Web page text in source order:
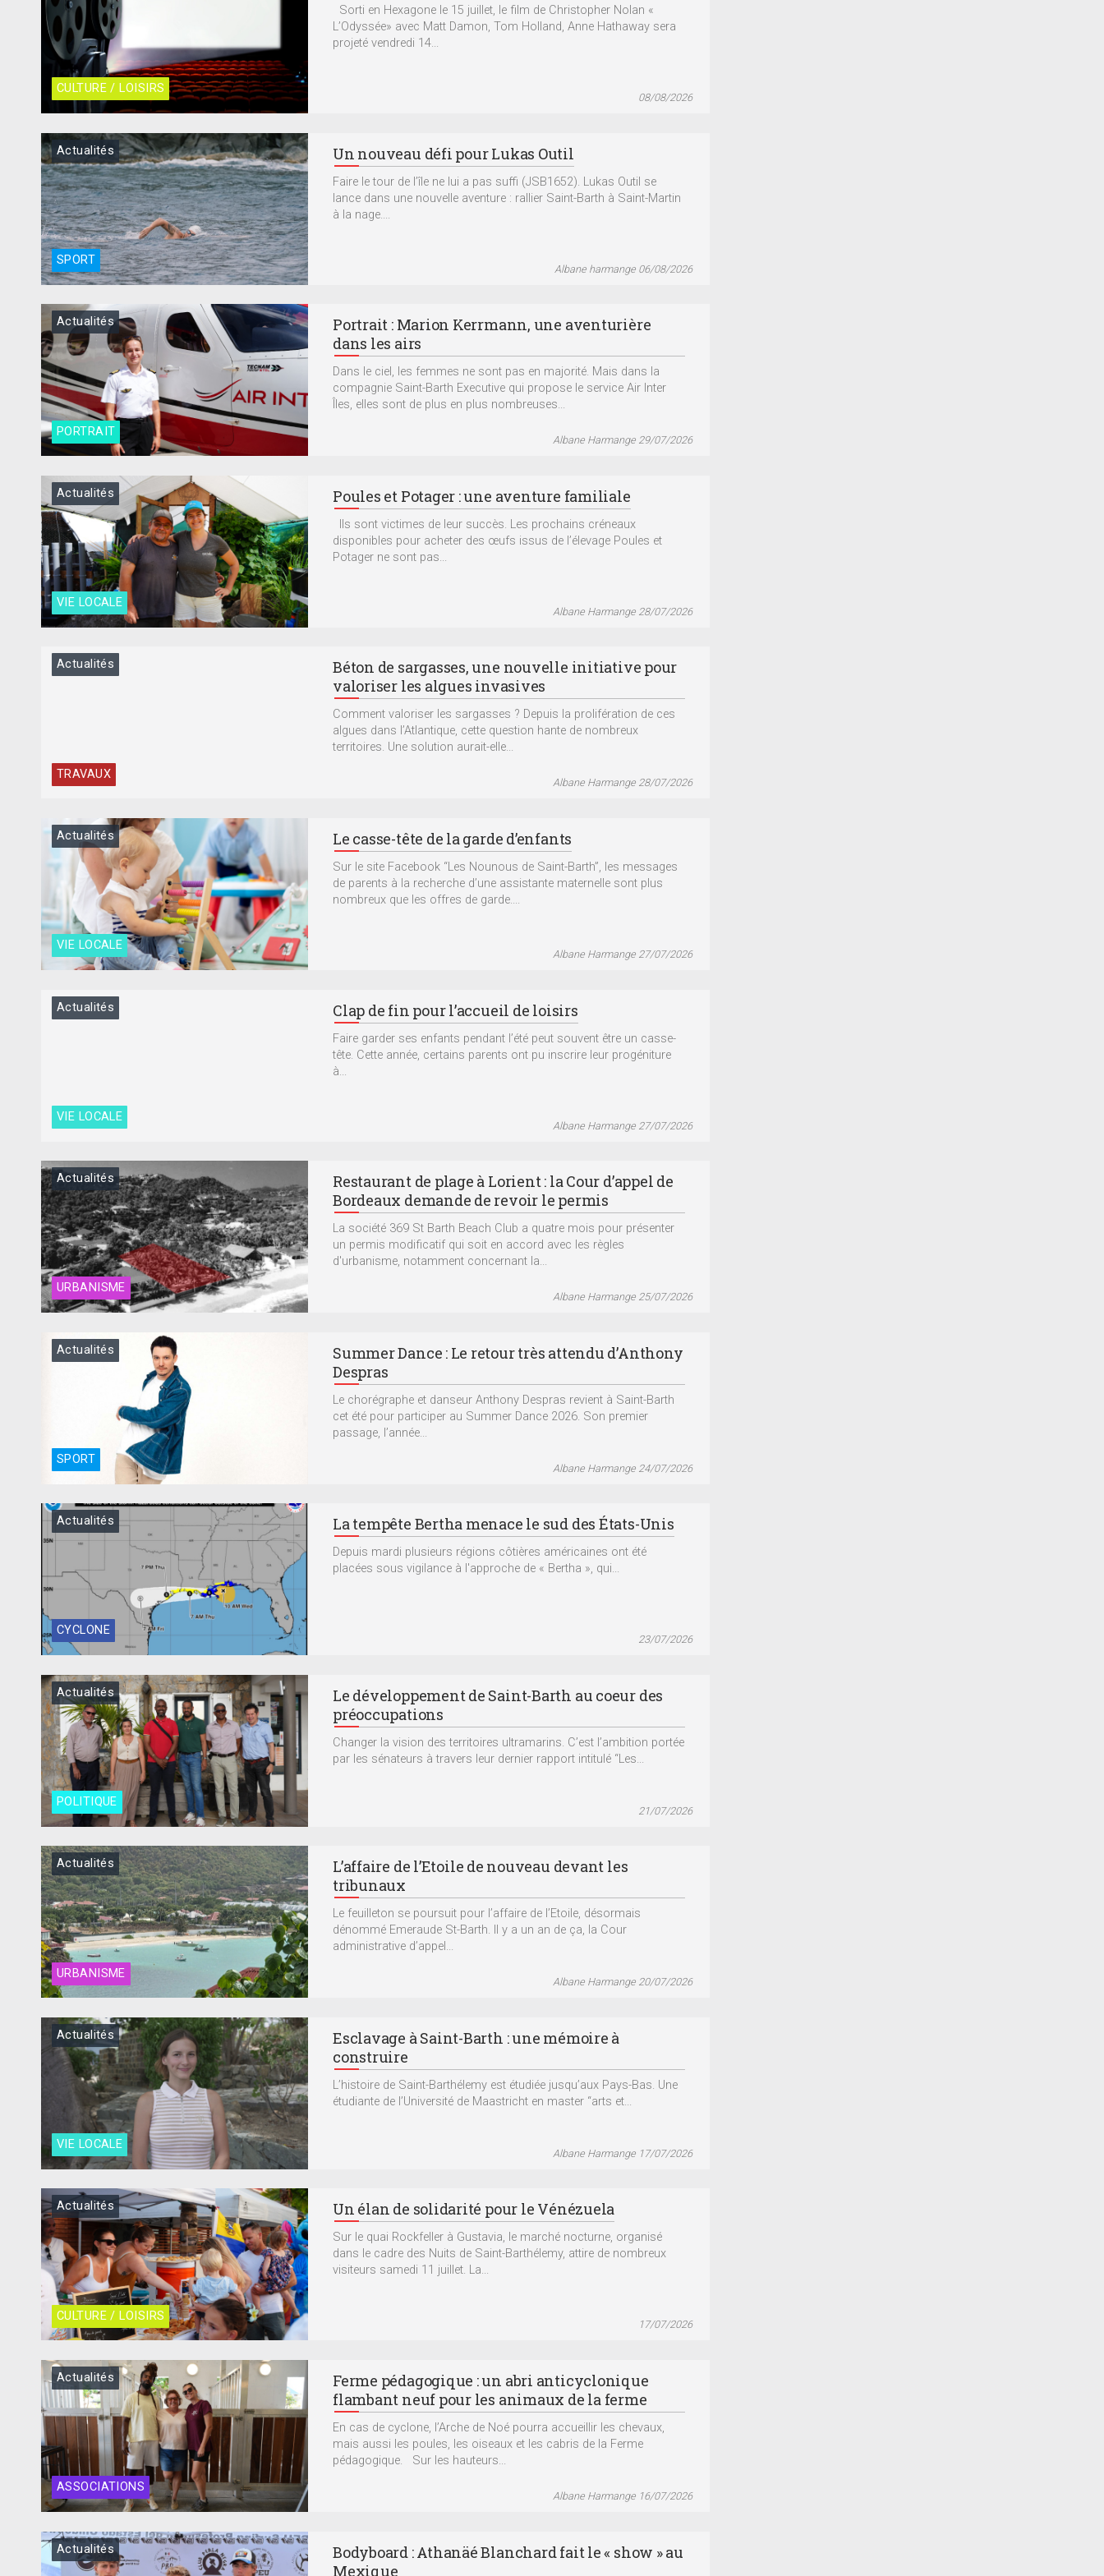
CULTURE / LOISIRS
Sorti en Hexagone le 15 juillet, le film de Christopher Nolan «
L’Odyssée» avec Matt Damon, Tom Holland, Anne Hathaway sera
projeté vendredi 14...
08/08/2026
SPORT
Actualités Un nouveau défi pour Lukas Outil
Faire le tour de l’île ne lui a pas suffi (JSB1652). Lukas Outil se
lance dans une nouvelle aventure : rallier Saint-Barth à Saint-Martin
à la nage....
Albane harmange 06/08/2026
PORTRAIT
Actualités
Portrait : Marion Kerrmann, une aventurière
dans les airs
Dans le ciel, les femmes ne sont pas en majorité. Mais dans la
compagnie Saint-Barth Executive qui propose le service Air Inter
Îles, elles sont de plus en plus nombreuses...
Albane Harmange 29/07/2026
VIE LOCALE
Actualités Poules et Potager : une aventure familiale
Ils sont victimes de leur succès. Les prochains créneaux
disponibles pour acheter des œufs issus de l’élevage Poules et
Potager ne sont pas...
Albane Harmange 28/07/2026
TRAVAUX
Actualités
Béton de sargasses, une nouvelle initiative pour
valoriser les algues invasives
Comment valoriser les sargasses ? Depuis la prolifération de ces
algues dans l’Atlantique, cette question hante de nombreux
territoires. Une solution aurait-elle...
Albane Harmange 28/07/2026
VIE LOCALE
Actualités Le casse-tête de la garde d’enfants
Sur le site Facebook “Les Nounous de Saint-Barth”, les messages
de parents à la recherche d’une assistante maternelle sont plus
nombreux que les offres de garde....
Albane Harmange 27/07/2026
VIE LOCALE
Actualités Clap de fin pour l’accueil de loisirs
Faire garder ses enfants pendant l’été peut souvent être un casse-
tête. Cette année, certains parents ont pu inscrire leur progéniture
à...
Albane Harmange 27/07/2026
URBANISME
Actualités
Restaurant de plage à Lorient : la Cour d’appel de
Bordeaux demande de revoir le permis
La société 369 St Barth Beach Club a quatre mois pour présenter
un permis modificatif qui soit en accord avec les règles
d'urbanisme, notamment concernant la...
Albane Harmange 25/07/2026
SPORT
Actualités
Summer Dance : Le retour très attendu d’Anthony
Despras
Le chorégraphe et danseur Anthony Despras revient à Saint-Barth
cet été pour participer au Summer Dance 2026. Son premier
passage, l’année...
Albane Harmange 24/07/2026
CYCLONE
Actualités La tempête Bertha menace le sud des États-Unis
Depuis mardi plusieurs régions côtières américaines ont été
placées sous vigilance à l'approche de « Bertha », qui...
23/07/2026
POLITIQUE
Actualités
Le développement de Saint-Barth au coeur des
préoccupations
Changer la vision des territoires ultramarins. C’est l’ambition portée
par les sénateurs à travers leur dernier rapport intitulé “Les...
21/07/2026
URBANISME
Actualités
L’affaire de l’Etoile de nouveau devant les
tribunaux
Le feuilleton se poursuit pour l’affaire de l’Etoile, désormais
dénommé Emeraude St-Barth. Il y a un an de ça, la Cour
administrative d’appel...
Albane Harmange 20/07/2026
VIE LOCALE
Actualités
Esclavage à Saint-Barth : une mémoire à
construire
L’histoire de Saint-Barthélemy est étudiée jusqu’aux Pays-Bas. Une
étudiante de l’Université de Maastricht en master “arts et...
Albane Harmange 17/07/2026
CULTURE / LOISIRS
Actualités Un élan de solidarité pour le Vénézuela
Sur le quai Rockfeller à Gustavia, le marché nocturne, organisé
dans le cadre des Nuits de Saint-Barthélemy, attire de nombreux
visiteurs samedi 11 juillet. La...
17/07/2026
ASSOCIATIONS
Actualités
Ferme pédagogique : un abri anticyclonique
flambant neuf pour les animaux de la ferme
En cas de cyclone, l’Arche de Noé pourra accueillir les chevaux,
mais aussi les poules, les oiseaux et les cabris de la Ferme
pédagogique. Sur les hauteurs...
Albane Harmange 16/07/2026
Actualités
Bodyboard : Athanäé Blanchard fait le « show » au
Mexique